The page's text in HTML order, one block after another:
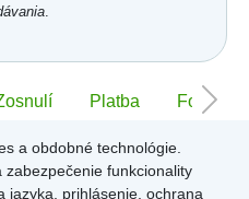
.
Platba Foto
Číslo:-
a obdobné technológie.
funkcionality
jazyka, prihlásenie, ochrana